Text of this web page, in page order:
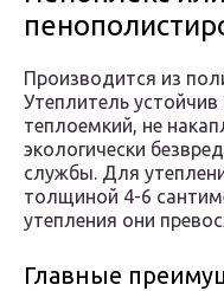
Производится из
Утеплитель
теплоемкий, не
экологически
службы. Для
толщиной 4-6
утепления они
Главные